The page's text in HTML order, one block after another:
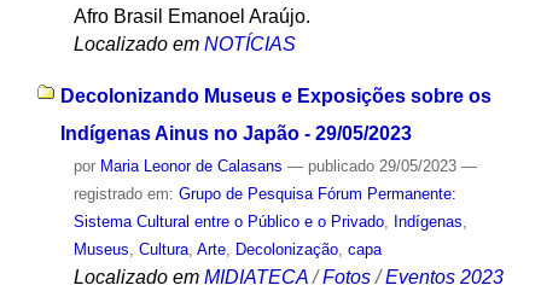
Afro Brasil Emanoel Araújo.
Localizado em NOTÍCIAS
Decolonizando Museus e Exposições sobre os
Indígenas Ainus no Japão - 29/05/2023
por Maria Leonor de Calasans — publicado29/05/2023 —
registrado em: Grupo de Pesquisa Fórum Permanente:
Sistema Cultural entre o Público e o Privado, Indígenas
Museus Cultura, Arte, Decolonização, capa
Localizado em MIDIATECA /Fotos /Eventos 2023